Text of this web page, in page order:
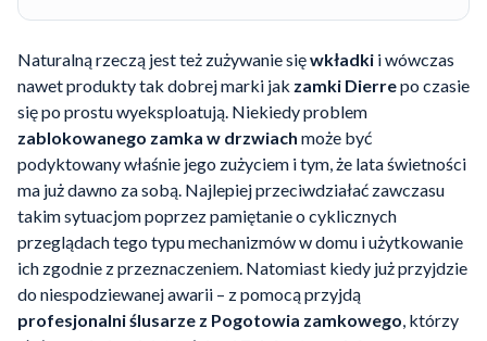
Naturalną rzeczą jest też zużywanie sięwkładki i wówczas
nawet produkty tak dobrej marki jak zamki Dierrepo czasie
się po prostu wyeksploatują. Niekiedy problem
zablokowanego zamka w drzwiach może być
podyktowany właśnie jego zużyciem i tym, że lata świetności
ma już dawno za sobą. Najlepiej przeciwdziałać zawczasu
takim sytuacjom poprzez pamiętanie o cyklicznych
przeglądach tego typu mechanizmów w domu i użytkowanie
ich zgodnie z przeznaczeniem. Natomiast kiedy już przyjdzie
do niespodziewanej awarii – z pomocą przyjdą
profesjonalni ślusarze z Pogotowia zamkowego, którzy